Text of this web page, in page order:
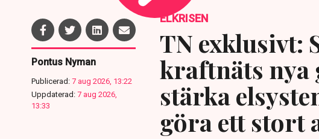
Pontus Nyman
Publicerad: 7 aug 2026, 13:22
Uppdaterad: 7 aug 2026,
13:33
ELKRISEN
TN exklusivt:
kraftnäts
stärka
göra ett stort